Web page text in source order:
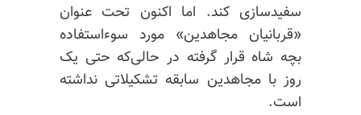
سفیدسازی کند. اما اکنون تحت عنوان
«قربانیان مجاهدین» مورد سوءاستفاده
بچه شاه قرار گرفته در حالی‌که حتی یک
روز با مجاهدین سابقه تشکیلاتی نداشته
است.